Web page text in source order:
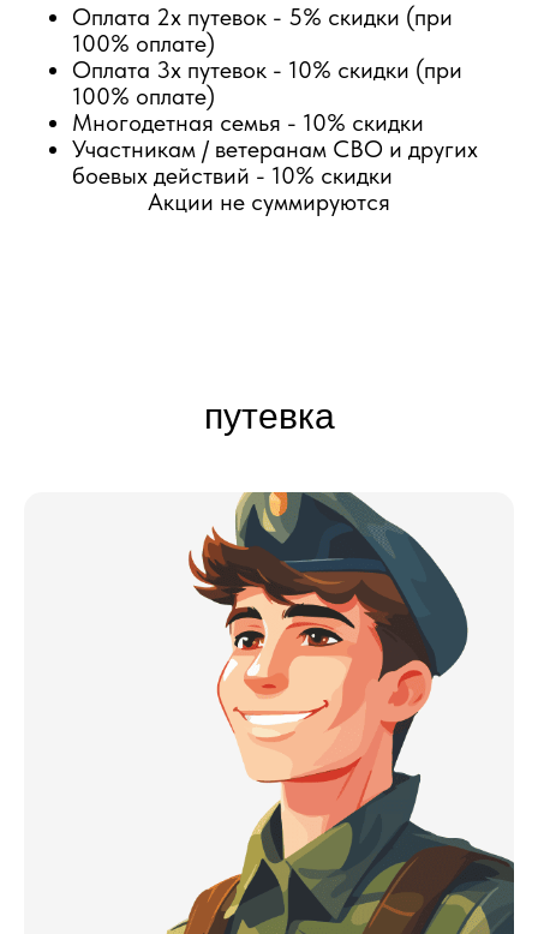
Оплата 2х путевок - 5% скидки (при
100% оплате)
Оплата 3х путевок - 10% скидки (при
100% оплате)
Многодетная семья - 10% скидки
Участникам / ветеранам СВО и других
боевых действий - 10% скидки
Акции не суммируются
путевка